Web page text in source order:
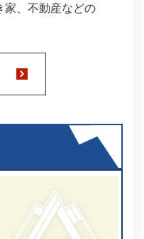
家、不動産などの